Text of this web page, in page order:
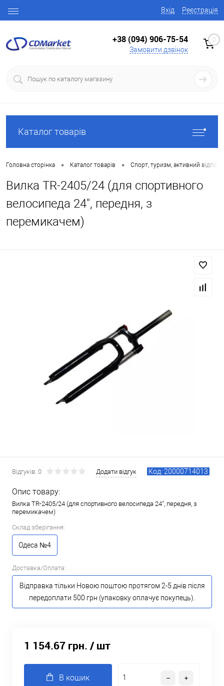
Вхід Реєстрація
+38 (094) 906-75-54
Замовити дзвінок
0
Каталог товарів
Головна сторінка • Каталог товарів • Спорт, туризм, активний
Вилка TR-2405/24 (для спортивного
велосипеда 24", передня, з
перемикачем)
Відгуків: 0 Додати відгук Код: 20000714013
Опис товару:
Вилка TR-2405/24 (для спортивного велосипеда 24", передня, з
перемикачем)
Склад зберігання:
Одеса №4
Доставка/Оплата:
Відправка тільки Новою поштою протягом 2-5 днів після
передоплати 500 грн (упаковку оплачує покупець).
1 154.67 грн. / шт
В кошик